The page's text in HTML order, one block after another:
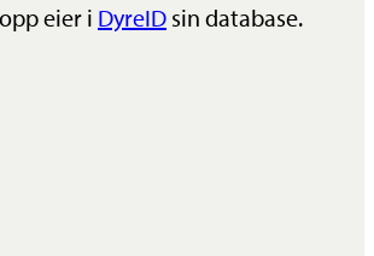
eier i DyreID sin database.